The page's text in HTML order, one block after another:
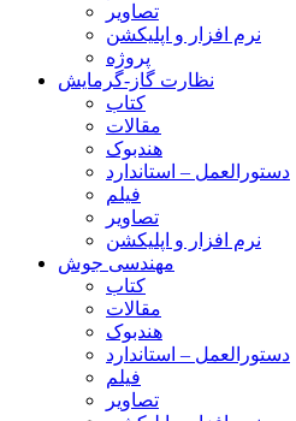
تصاویر
نرم افزار و اپلیکشن
پروژه
نظارت گاز-گرمایش
کتاب
مقالات
هندبوک
دستورالعمل – استاندارد
فیلم
تصاویر
نرم افزار و اپلیکشن
مهندسی جوش
کتاب
مقالات
هندبوک
دستورالعمل – استاندارد
فیلم
تصاویر